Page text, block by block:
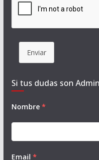
Enviar
Si tus dudas son
Nombre *
Email *